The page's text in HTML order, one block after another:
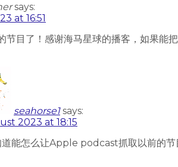
says:
at 16:51
节目了！感谢海马星球的播客，如果
seahorse1 says:
2023 at 18:15
道能怎么让Apple podcast抓取以前的节